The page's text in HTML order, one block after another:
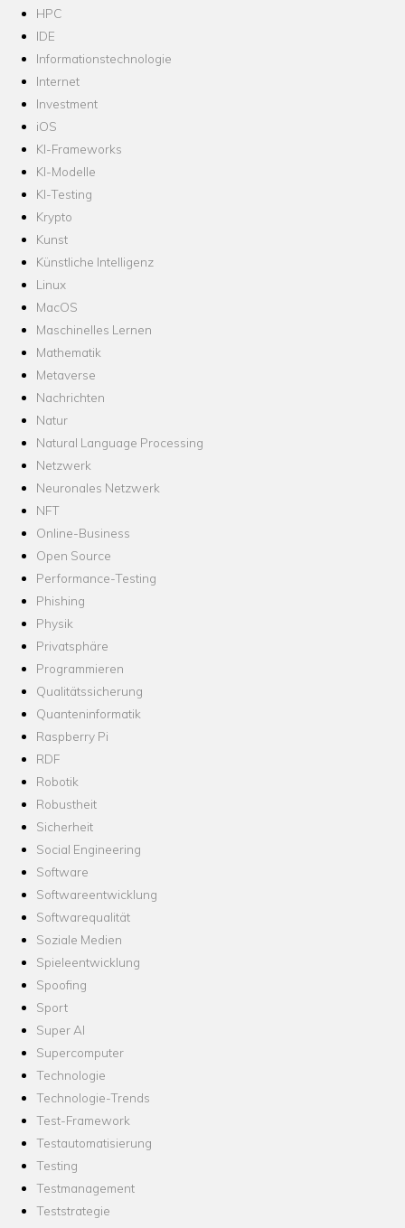
HPC
IDE
Informationstechnologie
Internet
Investment
iOS
KI-Frameworks
KI-Modelle
KI-Testing
Krypto
Kunst
Künstliche Intelligenz
Linux
MacOS
Maschinelles Lernen
Mathematik
Metaverse
Nachrichten
Natur
Natural Language Processing
Netzwerk
Neuronales Netzwerk
NFT
Online-Business
Open Source
Performance-Testing
Phishing
Physik
Privatsphäre
Programmieren
Qualitätssicherung
Quanteninformatik
Raspberry Pi
RDF
Robotik
Robustheit
Sicherheit
Social Engineering
Software
Softwareentwicklung
Softwarequalität
Soziale Medien
Spieleentwicklung
Spoofing
Sport
Super AI
Supercomputer
Technologie
Technologie-Trends
Test-Framework
Testautomatisierung
Testing
Testmanagement
Teststrategie